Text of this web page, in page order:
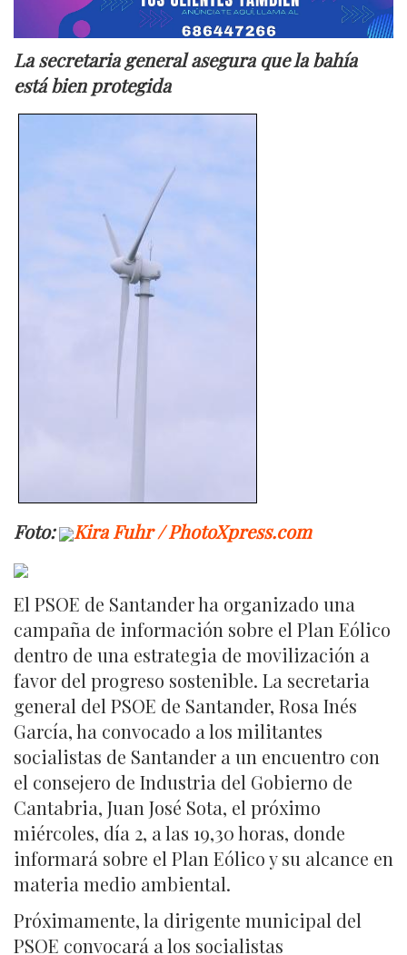
La secretaria general asegura que la bahía
está bien protegida
Foto: Kira Fuhr / PhotoXpress.com
El PSOE de Santander ha organizado una
campaña de información sobre el Plan Eólico
dentro de una estrategia de movilización a
favor del progreso sostenible. La secretaria
general del PSOE de Santander, Rosa Inés
García, ha convocado a los militantes
socialistas de Santander a un encuentro con
el consejero de Industria del Gobierno de
Cantabria, Juan José Sota, el próximo
miércoles, día 2, a las 19,30 horas, donde
informará sobre el Plan Eólico y su alcance en
materia medio ambiental.
Próximamente, la dirigente municipal del
PSOE convocará a los socialistas